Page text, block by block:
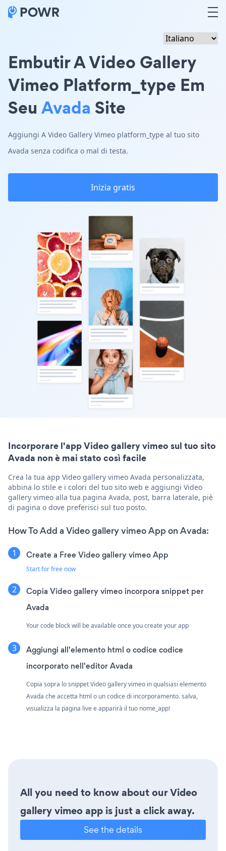
Embutir A Video Gallery
Vimeo Platform_type Em
Seu Avada Site
Aggiungi A Video Gallery Vimeo platform_type al tuo sito
Avada senza codifica o mal di testa.
Inizia gratis
Incorporare l'app Video gallery vimeo sul tuo sito
Avada non è mai stato così facile
Crea la tua app Video gallery vimeo Avada personalizzata,
abbina lo stile e i colori del tuo sito web e aggiungi Video
gallery vimeo alla tua pagina Avada, post, barra laterale, piè
di pagina o dove preferisci sul tuo posto.
How To Add a Video gallery vimeo App on Avada:
Create a Free Video gallery vimeo App
Start for free now
Copia Video gallery vimeo incorpora snippet per
Avada
Your code block will be available once you create your app
Aggiungi all'elemento html o codice codice
incorporato nell'editor Avada
Copia sopra lo snippet Video gallery vimeo in qualsiasi elemento
Avada che accetta html o un codice di incorporamento. salva,
visualizza la pagina live e apparirà il tuo nome_app!
All you need to know about our Video
gallery vimeo app is just a click away.
See the details